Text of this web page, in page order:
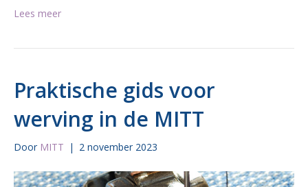
Lees meer
Praktische gids voor
werving in de MITT
Door MITT | 2 november 2023